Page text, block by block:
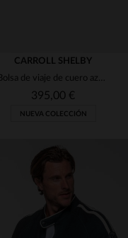
TALLAS DISPONIBLES
CARROLL SHELBY
Bolsa de viaje de cuero azul marino con el logotipo de Shelby
395,00 €
NUEVA COLECCIÓN